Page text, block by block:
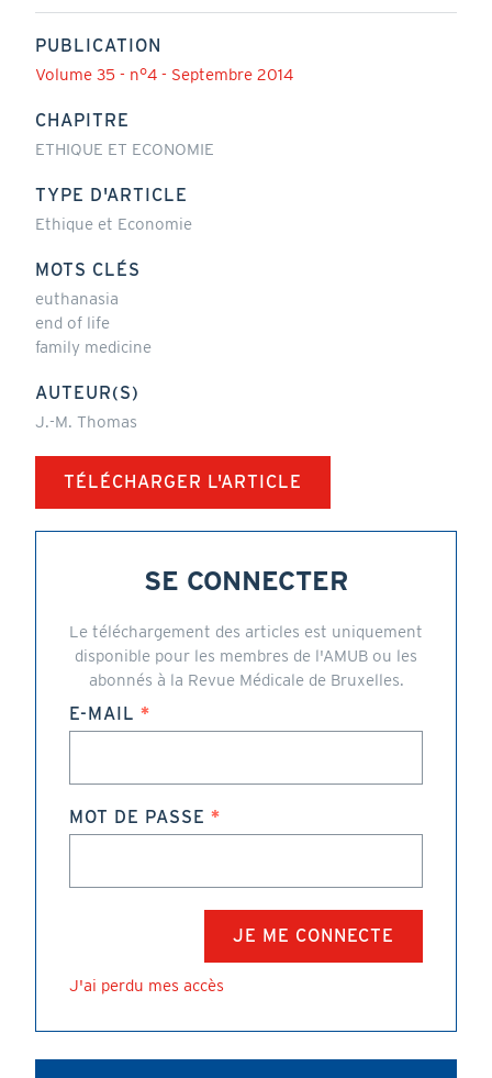
PUBLICATION
Volume 35 - n°4 - Septembre 2014
CHAPITRE
ETHIQUE ET ECONOMIE
TYPE D'ARTICLE
Ethique et Economie
MOTS CLÉS
euthanasia
end of life
family medicine
AUTEUR(S)
J.-M. Thomas
TÉLÉCHARGER L'ARTICLE
SE CONNECTER
Le téléchargement des articles est uniquement
disponible pour les membres de l'AMUB ou les
abonnés à la Revue Médicale de Bruxelles.
E-MAIL
MOT DE PASSE
J'ai perdu mes accès